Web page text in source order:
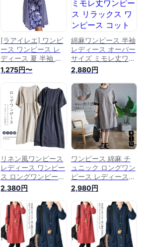
[ラアイレエ] ワンピ
ース ワンピース レ
ディース 夏 半袖 ロ
ングワンピース ゆっ
たり 綿 麻 ワンピ ミ
モレ丈 シンプル リ
ネンワンピース 無地
ロング マキシワンピ
ース 膝丈 Aライン チ
ュニック カジュアル
体型カバー 着回し
着痩せ 大きいサイズ
1,275円〜
綿麻ワンピース 半袖
レディース オーバー
サイズ ミモレ丈ワン
ピース リラックス
ワンピース コットン
リネン 綿麻 きれい
め ゆったり ガーゼ
クールネック シンプ
ル ゆるっと ミモレ
丈 無地 春 夏 カジュ
アル ナチュラル 大
人可愛い Aライン 送
料無料 着痩せ
2,880円
リネン風ワンピース
レディース ワンピー
ス ロングワンピース
半袖ワンピース aラ
インワンピース ナチ
ュラル 麻 ミモレ丈
ロング Aライン 半袖
カジュアルミモレ丈
ワンピース 夏 夏ワ
ンピース 体型カバー
2,380円
ワンピース 綿麻 チ
ュニック ロングワン
ピース レディース
半袖 春 夏 半袖ワン
ピース aラインワン
ピース ワンピース
麻 きれいめ リネン
風 ロングワンピ ギ
ャザーネック フリル
夏ワンピ aライン 春
2,980円